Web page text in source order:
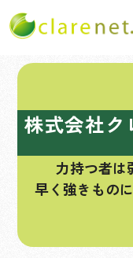
株式会社ク
力持つ者は
早く強きもの